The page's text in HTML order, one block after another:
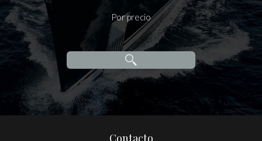
Por precio
Contacto